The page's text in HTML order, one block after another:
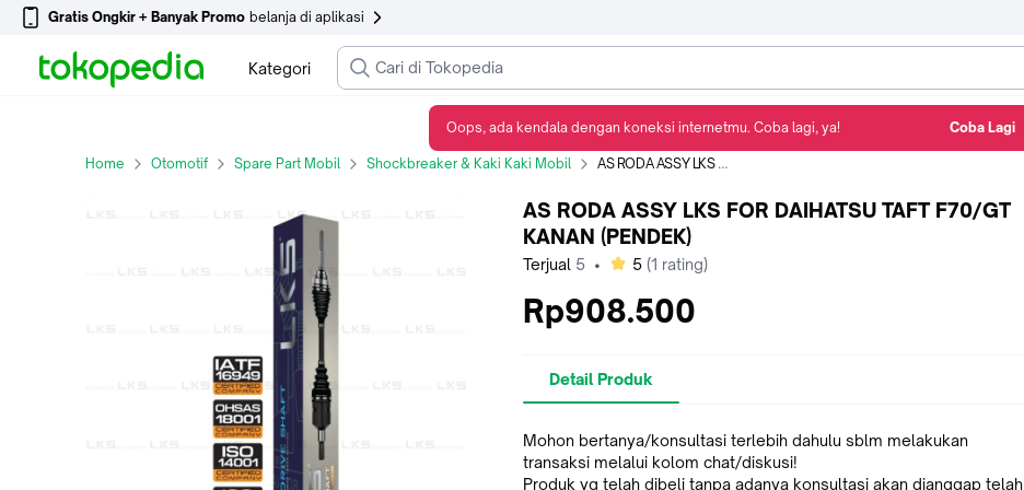
Gratis Ongkir + Banyak Promo belanja di aplikasi
Kategori
Home Otomotif Spare Part Mobil Shockbreaker & Kaki Kaki Mobil AS RODA ASSY LKS FOR DAIHATSU TAFT F70/GT KANAN (PENDEK)
AS RODA ASSY LKS FOR DAIHATSU TAFT F70/GT
KANAN (PENDEK)
Terjual 5 • bintang
5 (1 rating)
Rp908.500
Detail Produk
Mohon bertanya/konsultasi terlebih dahulu sblm melakukan
transaksi melalui kolom chat/diskusi!
Produk yg telah dibeli tanpa adanya konsultasi akan dianggap telah
Oops, ada kendala dengan koneksi internetmu. Coba lagi, ya! Coba Lagi